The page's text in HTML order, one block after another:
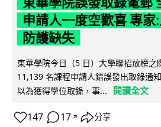
申請人一度空歡喜 專
防護缺失
東華學院今日（5 日）大學聯招放榜之
11,139 名課程申請人錯誤發出取錄通
以為獲得學位取錄，事...
閱讀全文
147 17 ↗ 分享